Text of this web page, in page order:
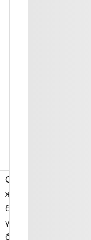
Смайликтар,
жестпен, жақсы,
бас бармақ,
ұпай мен
бағаланады